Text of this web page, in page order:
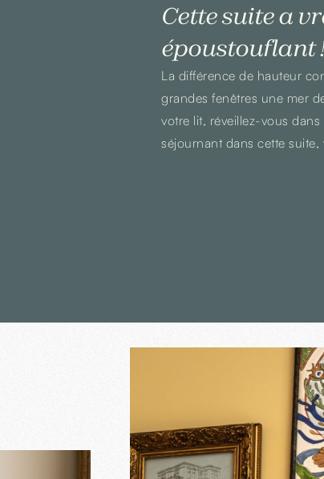
Cette suite a
époustouflant
La différence de hauteur
grandes fenêtres une mer
votre lit, réveillez-vous
séjournant dans cette suite,